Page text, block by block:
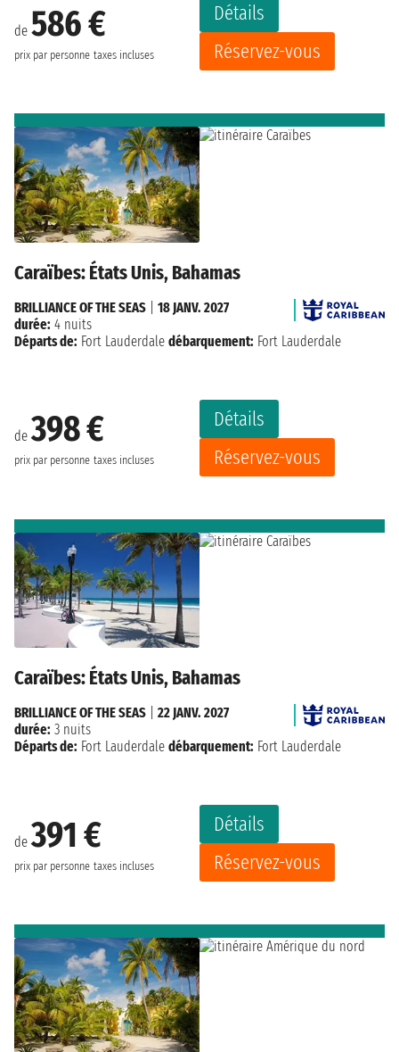
de 586 €
prix par personne taxes incluses
Détails
Réservez-vous
Caraïbes: États Unis, Bahamas
de398 €
prix par personne taxes incluses
Détails
Réservez-vous
BRILLIANCE OF THE SEAS
18 JANV. 2027
durée: 4 nuits
Départs de: Fort Lauderdale débarquement: Fort Lauderdale
Caraïbes: États Unis, Bahamas
de391 €
prix par personne taxes incluses
Détails
Réservez-vous
BRILLIANCE OF THE SEAS
22 JANV. 2027
durée: 3 nuits
Départs de: Fort Lauderdale débarquement: Fort Lauderdale